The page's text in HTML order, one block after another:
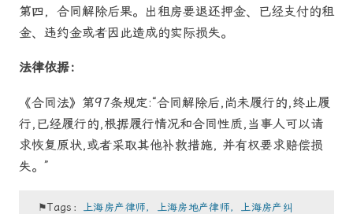
第四，合同解除后果。出租房要退还押金、已经支付的租
金、违约金或者因此造成的实际损失。
法律依据：
《合同法》第97条规定:“合同解除后,尚未履行的,终止履
行,已经履行的,根据履行情况和合同性质,当事人可以请
求恢复原状,或者采取其他补救措施, 并有权要求赔偿损
失。”
⚑Tags：
上海房产律师，上海房地产律师，上海房产纠